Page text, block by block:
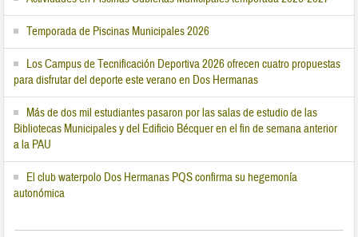
Temporada de Piscinas Municipales 2026
Los Campus de Tecnificación Deportiva 2026 ofrecen cuatro propuestas
para disfrutar del deporte este verano en Dos Hermanas
Más de dos mil estudiantes pasaron por las salas de estudio de las
Bibliotecas Municipales y del Edificio Bécquer en el fin de semana anterior
a la PAU
El club waterpolo Dos Hermanas PQS confirma su hegemonía
autonómica